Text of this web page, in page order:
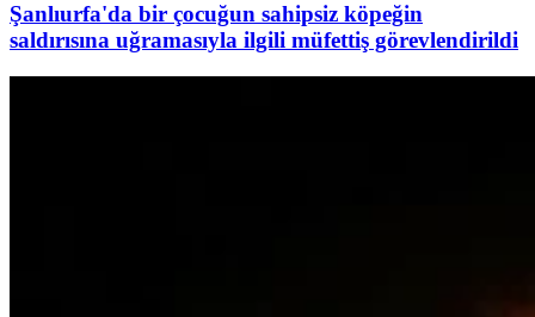
Şanlıurfa'da bir çocuğun sahipsiz köpeğin
saldırısına uğramasıyla ilgili müfettiş görevlendirildi